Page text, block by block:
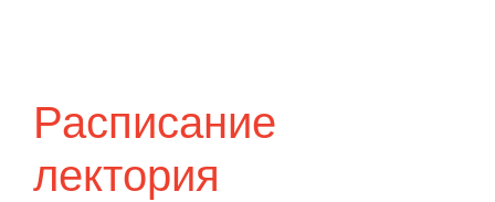
Расписание
лектория